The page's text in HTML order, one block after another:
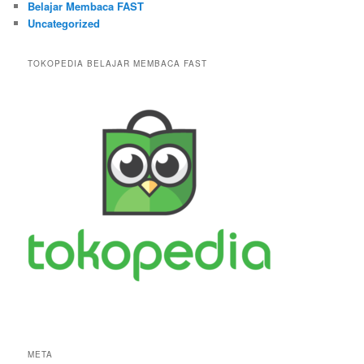
Belajar Membaca FAST
Uncategorized
TOKOPEDIA BELAJAR MEMBACA FAST
META